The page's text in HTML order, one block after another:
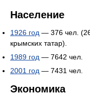
Население
1926 год — 376 чел.
крымских татар).
1989 год — 7642 чел.
2001 год — 7431 чел.
Экономика